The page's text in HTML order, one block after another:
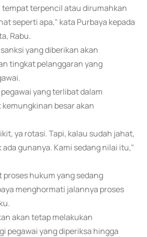
tempat terpencil atau dirumahkan
seperti apa," kata Purbaya kepada
Rabu.
yang diberikan akan
tingkat pelanggaran yang
yang terlibat dalam
besar akan
ya rotasi. Tapi, kalau sudah jahat,
gunanya. Kami sedang nilai itu,"
hukum yang sedang
menghormati jalannya proses
akan tetap melakukan
pegawai yang diperiksa hingga